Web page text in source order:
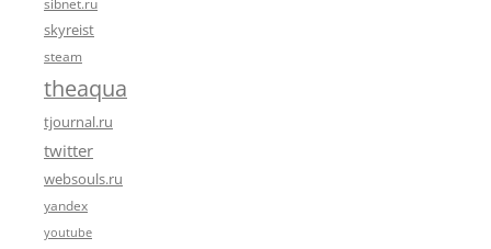
skyreist
steam
theaqua
tjournal.ru
twitter
websouls.ru
yandex
youtube